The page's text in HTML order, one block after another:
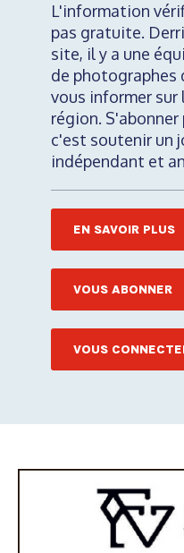
L'information
pas gratuite.
site, il y a une
de photographes
vous informer
région.
c'est soutenir un
indépendant et
EN SAVOIR PLUS
VOUS ABONNER
VOUS